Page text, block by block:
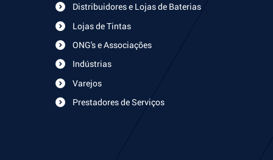
Distribuidores e Lojas de Baterias
Lojas de Tintas
ONG's e Associações
Indústrias
Varejos
Prestadores de Serviços